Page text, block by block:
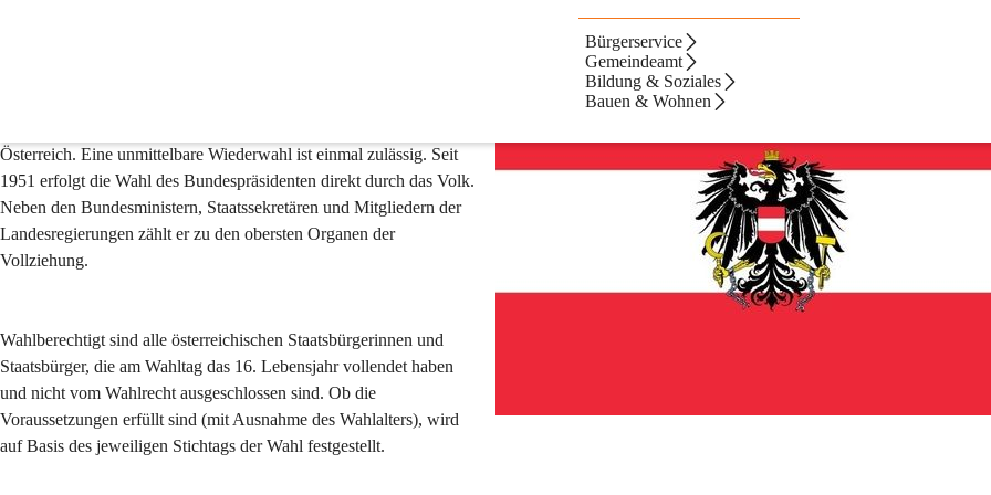
Bürgerservice
Gemeindeamt
Bildung & Soziales
Bauen & Wohnen
Österreich. Eine unmittelbare Wiederwahl ist einmal zulässig. Seit
1951 erfolgt die Wahl des Bundespräsidenten direkt durch das Volk.
Neben den Bundesministern, Staatssekretären und Mitgliedern der
Landesregierungen zählt er zu den obersten Organen der
Vollziehung.
Wahlberechtigt sind alle österreichischen Staatsbürgerinnen und
Staatsbürger, die am Wahltag das 16. Lebensjahr vollendet haben
und nicht vom Wahlrecht ausgeschlossen sind. Ob die
Voraussetzungen erfüllt sind (mit Ausnahme des Wahlalters), wird
auf Basis des jeweiligen Stichtags der Wahl festgestellt.